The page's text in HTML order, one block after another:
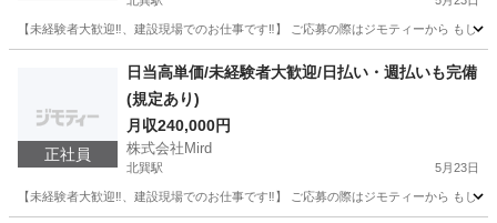
【未経験者大歓迎‼️、建設現場でのお仕事です‼️】 ご応募の際はジモティーから もし
北巽駅 土木 未経験
正社員
日当高単価/未経験者大歓迎/日払い・週払いも完備
(規定あり)
月収240,000円
株式会社Mird
北巽駅 5月23日
【未経験者大歓迎‼️、建設現場でのお仕事です‼️】 ご応募の際はジモティーから もし